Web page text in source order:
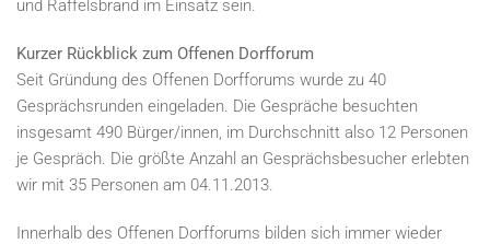
und Raffelsbrand im Einsatz sein.
Kurzer Rückblick zum Offenen Dorfforum
Seit Gründung des Offenen Dorfforums wurde zu 40
Gesprächsrunden eingeladen. Die Gespräche besuchten
insgesamt 490 Bürger/innen, im Durchschnitt also 12 Personen
je Gespräch. Die größte Anzahl an Gesprächsbesucher erlebten
wir mit 35 Personen am 04.11.2013.
Innerhalb des Offenen Dorfforums bilden sich immer wieder